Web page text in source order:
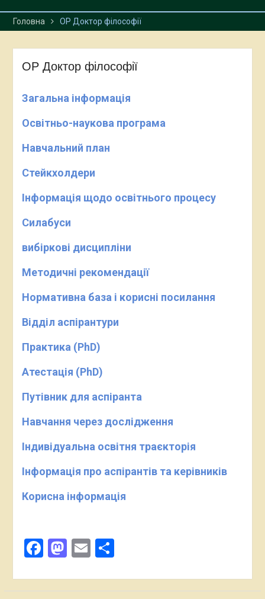
Головна ОР Доктор філософії
ОР Доктор філософії
Загальна інформація
Освітньо-наукова програма
Навчальний план
Стейкхолдери
Інформація щодо освітнього процесу
Силабуси
вибіркові дисципліни
Методичні рекомендації
Нормативна база і корисні посилання
Відділ аспірантури
Практика (PhD)
Атестація (PhD)
Путівник для аспіранта
Навчання через дослідження
Індивідуальна освітня траєкторія
Інформація про аспірантів та керівників
Корисна інформація
Facebook
Mastodon
EmailПоділитися